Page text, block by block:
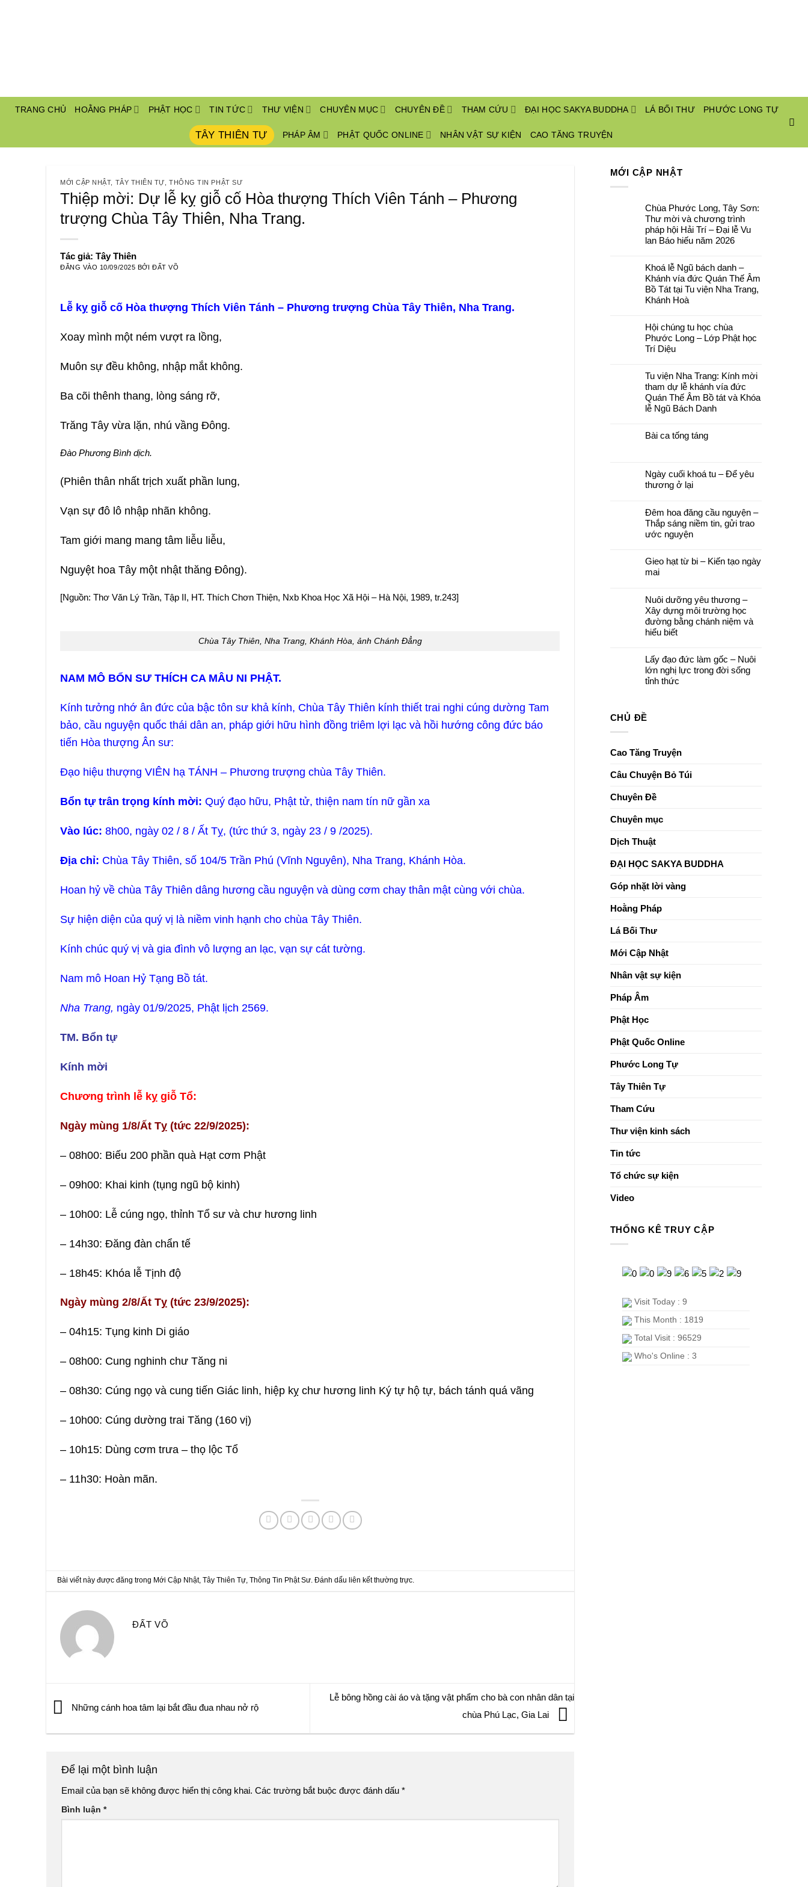
TRANG CHỦ HOẰNG PHÁP PHẬT HỌC TIN TỨC THƯ VIỆN CHUYÊN MỤC CHUYÊN ĐỀ THAM CỨU ĐẠI HỌC SAKYA BUDDHA LÁ BỐI THƯ PHƯỚC LONG TỰ
TÂY THIÊN TỰ PHÁP ÂM PHẬT QUỐC ONLINE NHÂN VẬT SỰ KIỆN CAO TĂNG TRUYỆN
MỚI CẬP NHẬT, TÂY THIÊN TỰ ,THÔNG TIN PHẬT SƯ
Thiệp mời: Dự lễ kỵ giỗ cố Hòa thượng Thích Viên Tánh – Phương
trượng Chùa Tây Thiên, Nha Trang.
Tác giả: Tây Thiên
ĐĂNG VÀO 10/09/2025 BỞI ĐẤT VÕ
Lễ kỵ giỗ cố Hòa thượng Thích Viên Tánh – Phương trượng Chùa Tây Thiên, Nha Trang.
Xoay mình một ném vượt ra lồng,
Muôn sự đều không, nhập mắt không.
Ba cõi thênh thang, lòng sáng rỡ,
Trăng Tây vừa lặn, nhú vầng Ðông.
Ðào Phương Bình dịch.
(Phiên thân nhất trịch xuất phần lung,
Vạn sự đô lô nhập nhãn không.
Tam giới mang mang tâm liễu liễu,
Nguyệt hoa Tây một nhật thăng Ðông).
[Nguồn: Thơ Văn Lý Trần, Tập II, HT. Thích Chơn Thiện, Nxb Khoa Học Xã Hội – Hà Nội, 1989, tr.243]
Chùa Tây Thiên, Nha Trang, Khánh Hòa, ảnh Chánh Đẳng
NAM MÔ BỔN SƯ THÍCH CA MÂU NI PHẬT.
Kính tưởng nhớ ân đức của bậc tôn sư khả kính, Chùa Tây Thiên kính thiết trai nghi cúng dường Tam
bảo, cầu nguyện quốc thái dân an, pháp giới hữu hình đồng triêm lợi lạc và hồi hướng công đức báo
tiến Hòa thượng Ân sư:
Đạo hiệu thượng VIÊN hạ TÁNH – Phương trượng chùa Tây Thiên.
Bổn tự trân trọng kính mời: Quý đạo hữu, Phật tử, thiện nam tín nữ gần xa
Vào lúc: 8h00, ngày 02 / 8 / Ất Tỵ, (tức thứ 3, ngày 23 / 9 /2025).
Địa chỉ: Chùa Tây Thiên, số 104/5 Trần Phú (Vĩnh Nguyên), Nha Trang, Khánh Hòa.
Hoan hỷ về chùa Tây Thiên dâng hương cầu nguyện và dùng cơm chay thân mật cùng với chùa.
Sự hiện diện của quý vị là niềm vinh hạnh cho chùa Tây Thiên.
Kính chúc quý vị và gia đình vô lượng an lạc, vạn sự cát tường.
Nam mô Hoan Hỷ Tạng Bồ tát.
Nha Trang, ngày 01/9/2025, Phật lịch 2569.
TM. Bổn tự
Kính mời
Chương trình lễ kỵ giỗ Tổ:
Ngày mùng 1/8/Ất Tỵ (tức 22/9/2025):
– 08h00: Biếu 200 phần quà Hạt cơm Phật
– 09h00: Khai kinh (tụng ngũ bộ kinh)
– 10h00: Lễ cúng ngọ, thỉnh Tổ sư và chư hương linh
– 14h30: Đăng đàn chẩn tế
– 18h45: Khóa lễ Tịnh độ
Ngày mùng 2/8/Ất Tỵ (tức 23/9/2025):
– 04h15: Tụng kinh Di giáo
– 08h00: Cung nghinh chư Tăng ni
– 08h30: Cúng ngọ và cung tiến Giác linh, hiệp kỵ chư hương linh Ký tự hộ tự, bách tánh quá vãng
– 10h00: Cúng dường trai Tăng (160 vị)
– 10h15: Dùng cơm trưa – thọ lộc Tổ
– 11h30: Hoàn mãn.
Bài viết này được đăng trong Mới Cập Nhật,Tây Thiên Tự,Thông Tin Phật Sư. Đánh dấu liên kết thường trực.
ĐẤT VÕ
Những cánh hoa tâm lại bắt đầu đua nhau nở rộ
Lễ bông hồng cài áo và tặng vật phẩm cho bà con nhân dân tại
chùa Phú Lạc, Gia Lai
Để lại một bình luận
Email của bạn sẽ không được hiển thị công khai. Các trường bắt buộc được đánh dấu *
Bình luận *
MỚI CẬP NHẬT
Chùa Phước Long, Tây Sơn:
Thư mời và chương trình
pháp hội Hải Trí – Đại lễ Vu
lan Báo hiếu năm 2026
bình
luận
ở
Chùa
Phước
Long,
Thư
mời
và
chương
trình
Hải
Trí
–
Đại
lễ
Vu
hiếu
năm
Khoá lễ Ngũ bách danh –
Khánh vía đức Quán Thế Âm
Bồ Tát tại Tu viện Nha Trang,
Khánh Hoà
bình
luận
ở
Khoá
danh
–
Khánh
vía
đức
Quán
Bồ
Nha
Trang,
Khánh
Hội chúng tu học chùa
Phước Long – Lớp Phật học
Trí Diệu
bình
luận
ở
Hội
chúng
tu
Phước
Long
học
Trí
Diệu
Tu viện Nha Trang: Kính mời
tham dự lễ khánh vía đức
Quán Thế Âm Bồ tát và Khóa
lễ Ngũ Bách Danh
bình
Nha
Trang:
Kính
lễ
khánh
vía
đức
Âm
Bồ
tát
Ngũ
Bách
Danh
Bài ca tống táng
luận
ở
Bài
Ngày cuối khoá tu – Để yêu
thương ở lại
bình
luận
ở
Ngày
–
Để
yêu
lại
Đêm hoa đăng cầu nguyện –
Thắp sáng niềm tin, gửi trao
ước nguyện
bình
ở
đăng
cầu
nguyện
–
Thắp
sáng
gửi
trao
ước
nguyện
Gieo hạt từ bi – Kiến tạo ngày
mai
bình
luận
ở
Gieo
hạt
từ
Kiến
tạo
ngày
mai
Nuôi dưỡng yêu thương –
Xây dựng môi trường học
đường bằng chánh niệm và
hiểu biết
bình
luận
ở
Nuôi
Xây
đường
bằng
niệm
và
biết
Lấy đạo đức làm gốc – Nuôi
lớn nghị lực trong đời sống
tỉnh thức
luận
ở
làm
gốc
Nuôi
lớn
lực
trong
tỉnh
CHỦ ĐỀ
Cao Tăng Truyện
Câu Chuyện Bỏ Túi
Chuyên Đề
Chuyên mục
Dịch Thuật
ĐẠI HỌC SAKYA BUDDHA
Góp nhặt lời vàng
Hoằng Pháp
Lá Bối Thư
Mới Cập Nhật
Nhân vật sự kiện
Pháp Âm
Phật Học
Phật Quốc Online
Phước Long Tự
Tây Thiên Tự
Tham Cứu
Thư viện kinh sách
Tin tức
Tổ chức sự kiện
Video
THỐNG KÊ TRUY CẬP
Visit Today : 9
This Month : 1819
Total Visit : 96529
Who's Online : 3